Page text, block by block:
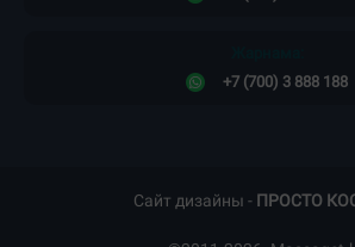
Құпиялылық саясаты